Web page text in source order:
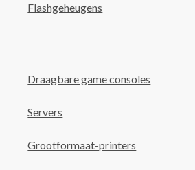
Flashgeheugens
Draagbare game consoles
Servers
Grootformaat-printers